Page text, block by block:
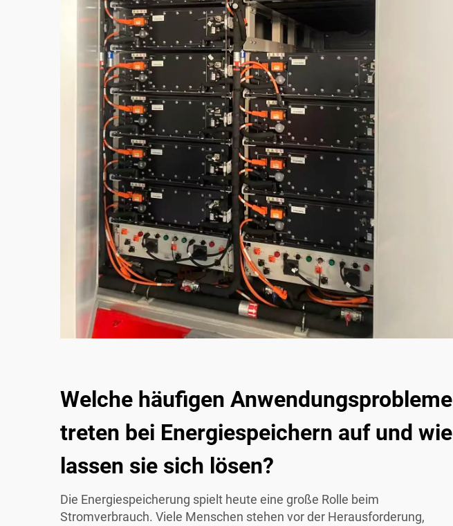
Welche häufigen Anwendungsprobleme
treten bei Energiespeichern auf und wie
lassen sie sich lösen?
Die Energiespeicherung spielt heute eine große Rolle beim
Stromverbrauch. Viele Menschen stehen vor der Herausforderung,